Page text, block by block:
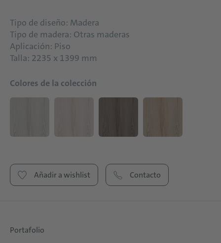
Tipo de diseño: Madera
Tipo de madera: Otras maderas
Aplicación: Piso
Talla: 2235 x 1399 mm
Colores de la colección
Añadir a wishlist Contacto
Portafolio